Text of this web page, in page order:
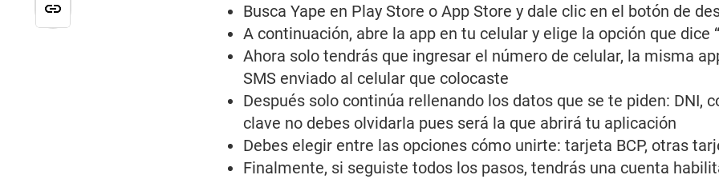
Busca Yape en Play Store o App Store y dale clic en el botón de
A continuación, abre la app en tu celular y elige la opción que dice
Ahora solo tendrás que ingresar el número de celular, la misma
SMS enviado al celular que colocaste
Después solo continúa rellenando los datos que se te piden: DNI,
clave no debes olvidarla pues será la que abrirá tu aplicación
Debes elegir entre las opciones cómo unirte: tarjeta BCP, otras
Finalmente, si seguiste todos los pasos, tendrás una cuenta